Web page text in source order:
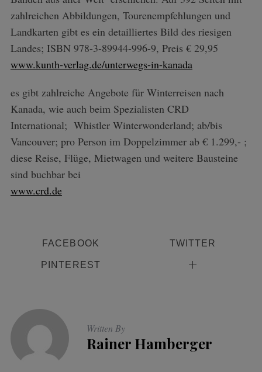
zahlreichen Abbildungen, Tourenempfehlungen und
Landkarten gibt es ein detailliertes Bild des riesigen
Landes; ISBN 978-3-89944-996-9, Preis € 29,95
www.kunth-verlag.de/unterwegs-in-kanada
es gibt zahlreiche Angebote für Winterreisen nach
Kanada, wie auch beim Spezialisten CRD
International; Whistler Winterwonderland; ab/bis
Vancouver; pro Person im Doppelzimmer ab € 1.299,- ;
diese Reise, Flüge, Mietwagen und weitere Bausteine
sind buchbar bei
www.crd.de
FACEBOOK TWITTER
PINTEREST
Written By
Rainer Hamberger